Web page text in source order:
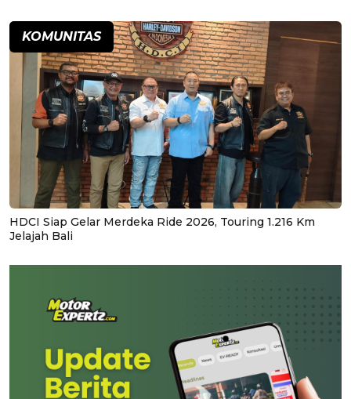
KOMUNITAS
HDCI Siap Gelar Merdeka Ride 2026, Touring 1.216 Km
Jelajah Bali